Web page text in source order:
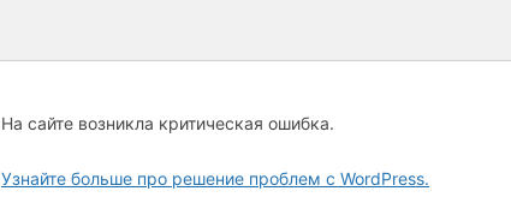
На сайте возникла критическая ошибка.
Узнайте больше про решение проблем с WordPress.